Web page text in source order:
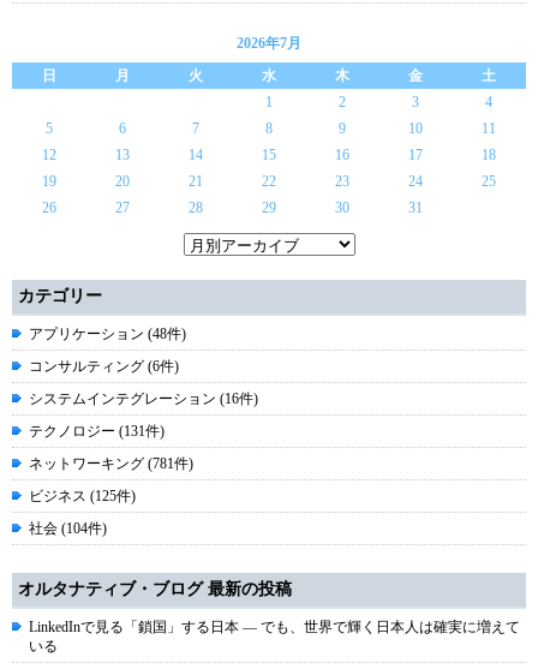
2026年7月
日
月 火 水 木 金
土
1
2 3
4
5
6 7 8 9 10
11
12
13 14 15 16 17
18
19
20 21 22 23 24
25
26
27 28 29 30 31
カテゴリー
アプリケーション (48件)
コンサルティング (6件)
システムインテグレーション (16件)
テクノロジー (131件)
ネットワーキング (781件)
ビジネス (125件)
社会 (104件)
オルタナティブ・ブログ 最新の投稿
LinkedInで見る「鎖国」する日本 ― でも、世界で輝く日本人は確実に増えて
いる